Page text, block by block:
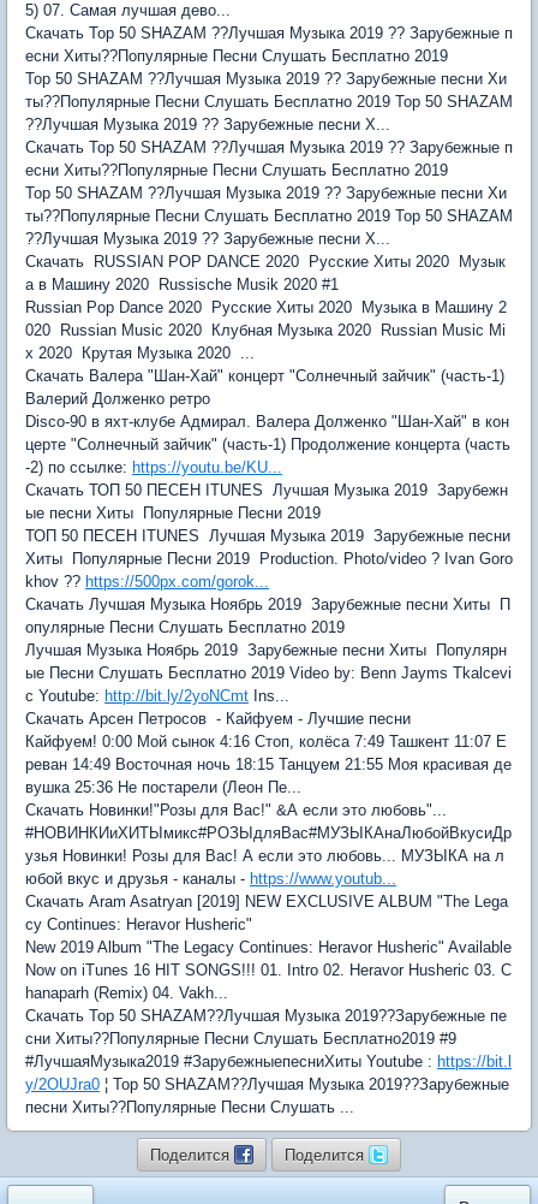
5) 07. Самая лучшая дево...
Скачать Top 50 SHAZAM ??Лучшая Музыка 2019 ?? Зарубежные п
есни Хиты??Популярные Песни Слушать Бесплатно 2019
Top 50 SHAZAM ??Лучшая Музыка 2019 ?? Зарубежные песни Хи
ты??Популярные Песни Слушать Бесплатно 2019 Top 50 SHAZAM
??Лучшая Музыка 2019 ?? Зарубежные песни Х...
Скачать Top 50 SHAZAM ??Лучшая Музыка 2019 ?? Зарубежные п
есни Хиты??Популярные Песни Слушать Бесплатно 2019
Top 50 SHAZAM ??Лучшая Музыка 2019 ?? Зарубежные песни Хи
ты??Популярные Песни Слушать Бесплатно 2019 Top 50 SHAZAM
??Лучшая Музыка 2019 ?? Зарубежные песни Х...
Скачать RUSSIAN POP DANCE 2020 Русские Хиты 2020 Музык
а в Машину 2020 Russische Musik 2020 #1
Russian Pop Dance 2020 Русские Хиты 2020 Музыка в Машину 2
020 Russian Music 2020 Клубная Музыка 2020 Russian Music Mi
x 2020 Крутая Музыка 2020 ...
Скачать Валера "Шан-Хай" концерт "Солнечный зайчик" (часть-1)
Валерий Долженко ретро
Disco-90 в яхт-клубе Адмирал. Валера Долженко "Шан-Хай" в кон
церте "Солнечный зайчик" (часть-1) Продолжение концерта (часть
-2) по ссылке: https://youtu.be/KU...
Скачать ТОП 50 ПЕСЕН ITUNES Лучшая Музыка 2019 Зарубежн
ые песни Хиты Популярные Песни 2019
ТОП 50 ПЕСЕН ITUNES Лучшая Музыка 2019 Зарубежные песни
Хиты Популярные Песни 2019 Production. Photo/video ? Ivan Goro
khov ?? https://500px.com/gorok...
Скачать Лучшая Музыка Ноябрь 2019 Зарубежные песни Хиты П
опулярные Песни Слушать Бесплатно 2019
Лучшая Музыка Ноябрь 2019 Зарубежные песни Хиты Популярн
ые Песни Слушать Бесплатно 2019 Video by: Benn Jayms Tkalcevi
c Youtube: http://bit.ly/2yoNCmt Ins...
Скачать Арсен Петросов - Кайфуем - Лучшие песни
Кайфуем! 0:00 Мой сынок 4:16 Стоп, колёса 7:49 Ташкент 11:07 Е
реван 14:49 Восточная ночь 18:15 Танцуем 21:55 Моя красивая де
вушка 25:36 Не постарели (Леон Пе...
Скачать Новинки!"Розы для Вас!" &А если это любовь"...
#НОВИНКИиХИТЫмикс#РОЗЫдляВас#МУЗЫКАнаЛюбойВкусиДр
узья Новинки! Розы для Вас! А если это любовь... МУЗЫКА на л
юбой вкус и друзья - каналы - https://www.youtub...
Скачать Aram Asatryan [2019] NEW EXCLUSIVE ALBUM "The Lega
cy Continues: Heravor Husheric"
New 2019 Album "The Legacy Continues: Heravor Husheric" Available
Now on iTunes 16 HIT SONGS!!! 01. Intro 02. Heravor Husheric 03. C
hanaparh (Remix) 04. Vakh...
Скачать Top 50 SHAZAM??Лучшая Музыка 2019??Зарубежные пе
сни Хиты??Популярные Песни Слушать Бесплатно2019 #9
#ЛучшаяМузыка2019 #ЗарубежныепесниХиты Youtube : https://bit.l
y/2OUJra0 ¦ Top 50 SHAZAM??Лучшая Музыка 2019??Зарубежные
песни Хиты??Популярные Песни Слушать ...
Поделится Поделится